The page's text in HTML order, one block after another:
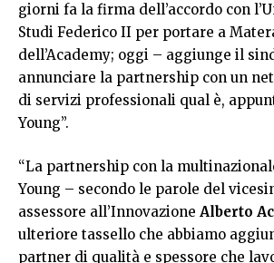
giorni fa la firma dell’accordo con
Studi Federico II per portare a
dell’Academy; oggi – aggiunge il
annunciare la partnership con un
di servizi professionali qual è,
Young”.
“La partnership con la
Young – secondo le parole del
assessore all’Innovazione Alberto
ulteriore tassello che abbiamo
partner di qualità e spessore che